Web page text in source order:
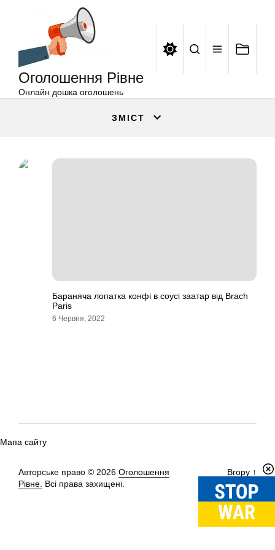
Оголошення Рівне
Онлайн дошка оголошень
ЗМІСТ
Бараняча лопатка конфі в соусі заатар від Brach
Paris
6 Червня, 2022
Мапа сайту
Авторське право © 2026 Оголошення
Рівне. Всі права захищені.
Вгору ↑